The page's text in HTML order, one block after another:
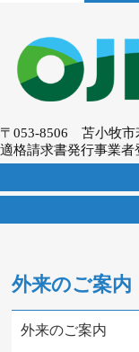
〒053-8506 苫小牧
適格請求書発行事業
外来のご案内
外来のご案内